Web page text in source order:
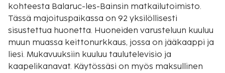
kohteesta Balaruc-les-Bainsin matkailutoimisto.
Tässä majoituspaikassa on 92 yksilöllisesti
sisustettua huonetta. Huoneiden varusteluun kuuluu
muun muassa keittonurkkaus, jossa on jääkaappi ja
liesi. Mukavuuksiin kuuluu taulutelevisio ja
kaapelikanavat. Käytössäsi on myös maksullinen